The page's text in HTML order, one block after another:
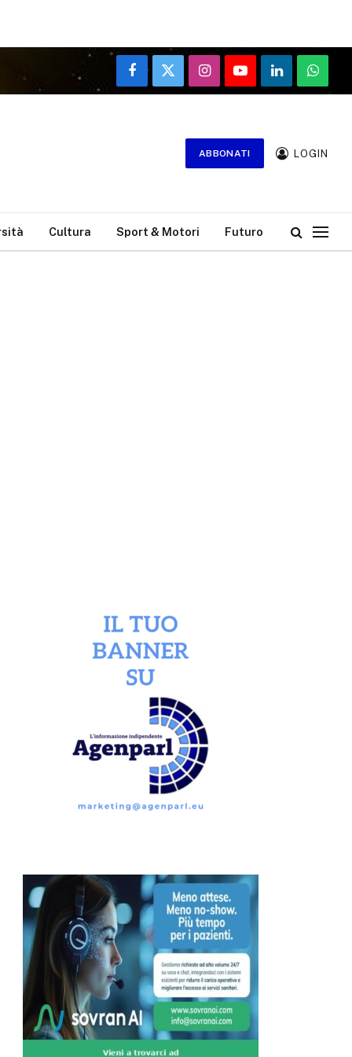
Facebook
X
(Twitter)
InstagramYouTubeLinkedIn
ABBONATI LOGIN
Cultura Sport & Motori Futuro